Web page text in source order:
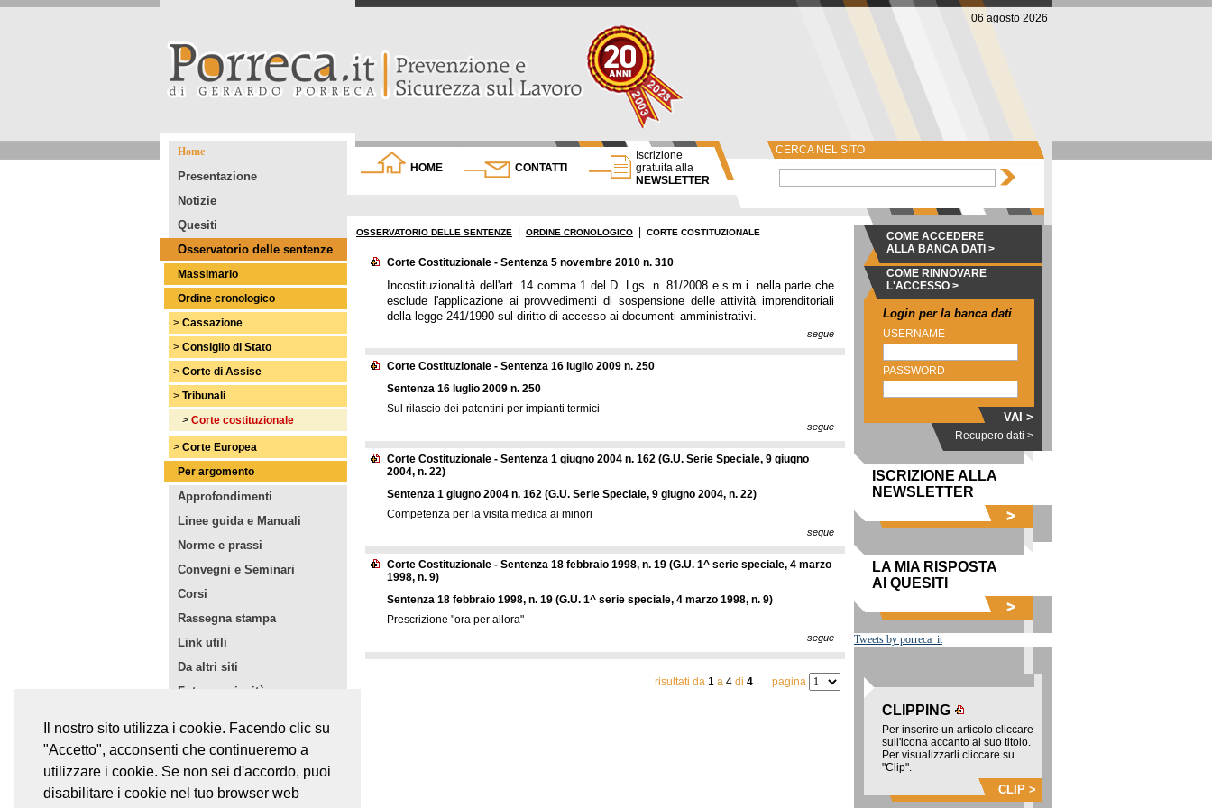
Il nostro sito utilizza i cookie. Facendo clic su
"Accetto", acconsenti che continueremo a
utilizzare i cookie. Se non sei d'accordo, puoi
disabilitare i cookie nel tuo browser web
06 agosto 2026
Home
Presentazione
Notizie
Quesiti
Osservatorio delle sentenze
Massimario
Ordine cronologico
> Cassazione
> Consiglio di Stato
> Corte di Assise
> Tribunali
> Corte costituzionale
> Corte Europea
Per argomento
Approfondimenti
Linee guida e Manuali
Norme e prassi
Convegni e Seminari
Corsi
Rassegna stampa
Link utili
Da altri siti
Foto e curiosità
Utenti online: 3
HOME CONTATTI
Iscrizione
gratuita alla
NEWSLETTER
CERCA NEL SITO
OSSERVATORIO DELLE SENTENZE ORDINE CRONOLOGICO CORTE COSTITUZIONALE
Corte Costituzionale - Sentenza 5 novembre 2010 n. 310
Incostituzionalità dell'art. 14 comma 1 del D. Lgs. n. 81/2008 e s.m.i. nella parte che
esclude l'applicazione ai provvedimenti di sospensione delle attività imprenditoriali
della legge 241/1990 sul diritto di accesso ai documenti amministrativi.
segue
Corte Costituzionale - Sentenza 16 luglio 2009 n. 250
Sentenza 16 luglio 2009 n. 250
Sul rilascio dei patentini per impianti termici
segue
Corte Costituzionale - Sentenza 1 giugno 2004 n. 162 (G.U. Serie Speciale, 9 giugno
2004, n. 22)
Sentenza 1 giugno 2004 n. 162 (G.U. Serie Speciale, 9 giugno 2004, n. 22)
Competenza per la visita medica ai minori
segue
Corte Costituzionale - Sentenza 18 febbraio 1998, n. 19 (G.U. 1^ serie speciale, 4 marzo
1998, n. 9)
Sentenza 18 febbraio 1998, n. 19 (G.U. 1^ serie speciale, 4 marzo 1998, n. 9)
Prescrizione "ora per allora"
segue
risultati da 1 a 4 di 4 pagina
COME ACCEDERE
ALLA BANCA DATI >
COME RINNOVARE
L'ACCESSO >
Login per la banca dati
USERNAME
PASSWORD
VAI >
Recupero dati >
ISCRIZIONE ALLA
NEWSLETTER
LA MIA RISPOSTA
AI QUESITI
Tweets by porreca_it
CLIPPING
Per inserire un articolo cliccare
sull'icona accanto al suo titolo.
Per visualizzarli cliccare su
"Clip".
CLIP >